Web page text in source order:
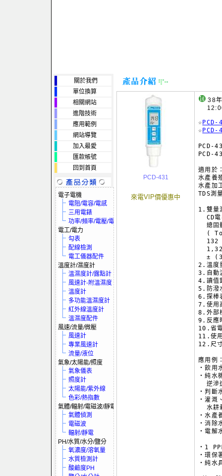
關於我們
單位換算
相關網站
進階技術
應用範例
網站導覽
加入最愛
匯款帳號
回到首頁
電子電機
電阻/電容/電感
三用電錶
功率/頻率/電壓/電流
電工/電力
勾表
配線檢測
電工儀器配件
溫度計/濕度計
溫濕度計/露點計
風速計-附溫濕度
溫度計
多功能溫濕度計
紅外線溫度計
溫濕度配件
風速/流量/微壓
風速計
專業風速計
流量/液位
氣象/太陽能/照度
氣象儀表
照度計
太陽能/紫外線
色彩/熱指數
氣體/輻射/電磁波/靜電
氣體偵測
電磁波
輻射/靜電
PH/水質/水分/鹽分
氧濃度/溶氧量
水質檢測計
酸鹼度PH
PCD-431
來電VIP價優惠中
38
12:00
☆ PCD-
☆ PCD-
PCD-
PCD-
適用於
水產養
水產加
TDS測
1.雙量
CD
總
(
132
±
2.溫度
3.自動
4.讀值
5.防潑
6.探棒
7.使用
8.外部
9.反應
10.省
11.使
12.尺
應用例
‧飲用
‧純水
逆滲
‧判斷
‧灌溉
水耕
‧水產
‧消除
‧電解
‧1
‧環保
‧純水